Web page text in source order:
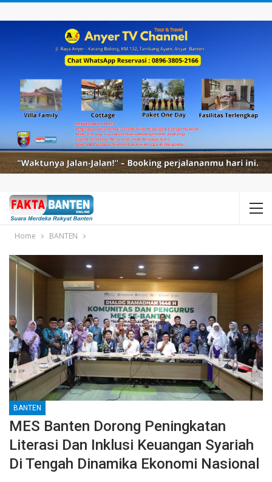
Home BANTEN
BANTEN
MES Banten Dorong Peningkatan
Literasi Dan Inklusi Keuangan Syariah
Di Tengah Dinamika Ekonomi Nasional